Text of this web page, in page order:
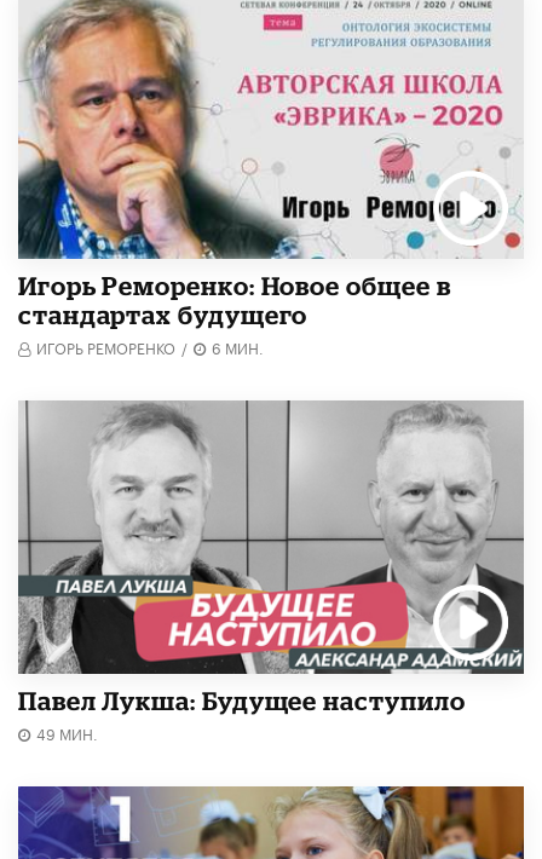
Игорь Реморенко: Новое общее в
стандартах будущего
ИГОРЬ РЕМОРЕНКО / 6 МИН.
Павел Лукша: Будущее наступило
49 МИН.